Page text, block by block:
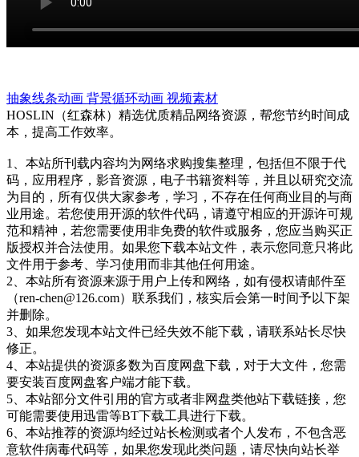
抽象线条动画 背景循环动画 视频素材
HOSLIN（红森林）精选优质精品网络资源，帮您节约时间成
本，提高工作效率。
1、本站所刊载内容均为网络求购搜集整理，包括但不限于代
码，应用程序，影音资源，电子书籍资料等，并且以研究交流
为目的，所有仅供大家参考，学习，不存在任何商业目的与商
业用途。若您使用开源的软件代码，请遵守相应的开源许可规
范和精神，若您需要使用非免费的软件或服务，您应当购买正
版授权并合法使用。如果您下载本站文件，表示您同意只将此
文件用于参考、学习使用而非其他任何用途。
2、本站所有资源来源于用户上传和网络，如有侵权请邮件至
（ren-chen@126.com）联系我们，核实后会第一时间予以下架
并删除。
3、如果您发现本站文件已经失效不能下载，请联系站长尽快
修正。
4、本站提供的资源多数为百度网盘下载，对于大文件，您需
要安装百度网盘客户端才能下载。
5、本站部分文件引用的官方或者非网盘类他站下载链接，您
可能需要使用迅雷等BT下载工具进行下载。
6、本站推荐的资源均经过站长检测或者个人发布，不包含恶
意软件病毒代码等，如果您发现此类问题，请尽快向站长举